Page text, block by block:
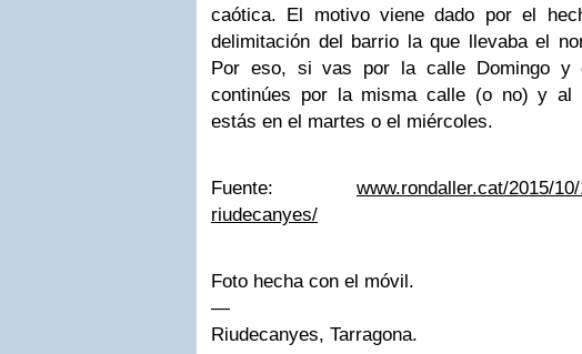
caótica. El motivo viene dado por el
delimitación del barrio la que llevaba el
Por eso, si vas por la calle Domingo y
continúes por la misma calle (o no) y al
estás en el martes o el miércoles.
Fuente: www.rondaller.cat/2015/
riudecanyes/
Foto hecha con el móvil.
—
Riudecanyes, Tarragona.